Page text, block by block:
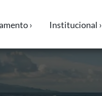
› Institucional ›